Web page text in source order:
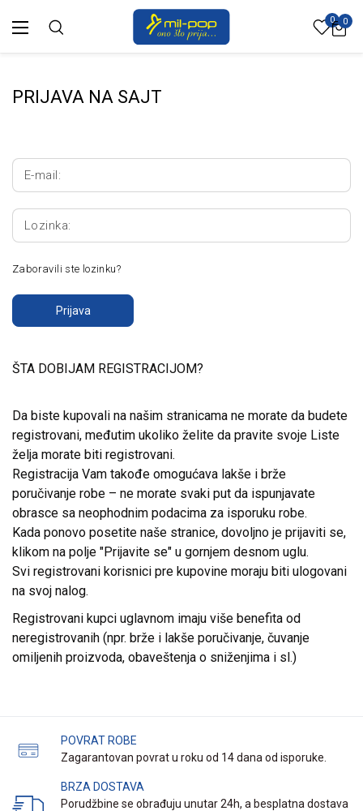
0 0
PRIJAVA NA SAJT
E-mail:
Lozinka:
Zaboravili ste lozinku?
Prijava
ŠTA DOBIJAM REGISTRACIJOM?
Da biste kupovali na našim stranicama ne morate da budete
registrovani, međutim ukoliko želite da pravite svoje Liste
želja morate biti registrovani.
Registracija Vam takođe omogućava lakše i brže
poručivanje robe – ne morate svaki put da ispunjavate
obrasce sa neophodnim podacima za isporuku robe.
Kada ponovo posetite naše stranice, dovoljno je prijaviti se,
klikom na polje "Prijavite se" u gornjem desnom uglu.
Svi registrovani korisnici pre kupovine moraju biti ulogovani
na svoj nalog.
Registrovani kupci uglavnom imaju više benefita od
neregistrovanih (npr. brže i lakše poručivanje, čuvanje
omiljenih proizvoda, obaveštenja o sniženjima i sl.)
POVRAT ROBE
Zagarantovan povrat u roku od 14 dana od isporuke.
BRZA DOSTAVA
Porudžbine se obrađuju unutar 24h, a besplatna dostava